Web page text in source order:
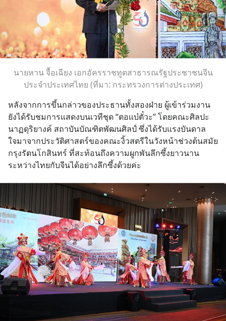
นายหาน จื้อเฉียง เอกอัครราชทูตสาธารณรัฐประชาชนจีน
ประจำประเทศไทย (ที่มา: กระทรวงการต่างประเทศ)
หลังจากการขึ้นกล่าวของประธานทั้งสองฝ่าย ผู้เข้าร่วมงาน
ยังได้รับชมการแสดงบนเวทีชุด “ตอแบ๋ตั๋วะ” โดยคณะศิลปะ
นาฏดุริยางค์ สถาบันบัณฑิตพัฒนศิลป์ ซึ่งได้รับแรงบันดาล
ใจมาจากประวัติศาสตร์ของคณะงิ้วสตรีในวังหน้าช่วงต้นสมัย
กรุงรัตนโกสินทร์ ที่สะท้อนถึงความผูกพันลึกซึ้งยาวนาน
ระหว่างไทยกับจีนได้อย่างลึกซึ้งด้วยค่ะ